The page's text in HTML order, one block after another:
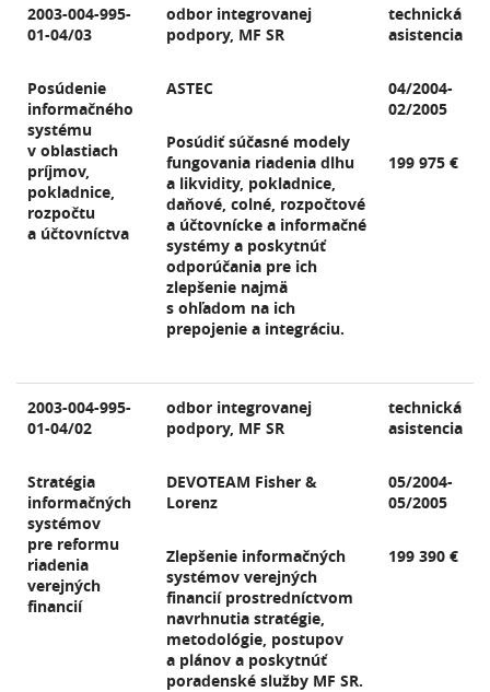
2003-004-995-
01-04/03
Posúdenie
informačného
systému
v oblastiach
príjmov,
pokladnice,
rozpočtu
a účtovníctva
odbor integrovanej
podpory, MF SR
ASTEC
Posúdiť súčasné modely
fungovania riadenia dlhu
a likvidity, pokladnice,
daňové, colné, rozpočtové
a účtovnícke a informačné
systémy a poskytnúť
odporúčania pre ich
zlepšenie najmä
s ohľadom na ich
prepojenie a integráciu.
technická
asistencia
04/2004-
02/2005
199 975 €
2003-004-995-
01-04/02
Stratégia
informačných
systémov
pre reformu
riadenia
verejných
financií
odbor integrovanej
podpory, MF SR
DEVOTEAM Fisher &
Lorenz
Zlepšenie informačných
systémov verejných
financií prostredníctvom
navrhnutia stratégie,
metodológie, postupov
a plánov a poskytnúť
poradenské služby MF SR.
technická
asistencia
05/2004-
05/2005
199 390 €